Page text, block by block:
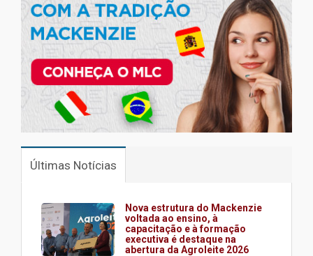
Últimas Notícias
Nova estrutura do Mackenzie
voltada ao ensino, à
capacitação e à formação
executiva é destaque na
abertura da Agroleite 2026